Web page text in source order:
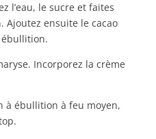
l’eau, le sucre et faites
Ajoutez ensuite le cacao
Incorporez la crème
à ébullition à feu moyen,